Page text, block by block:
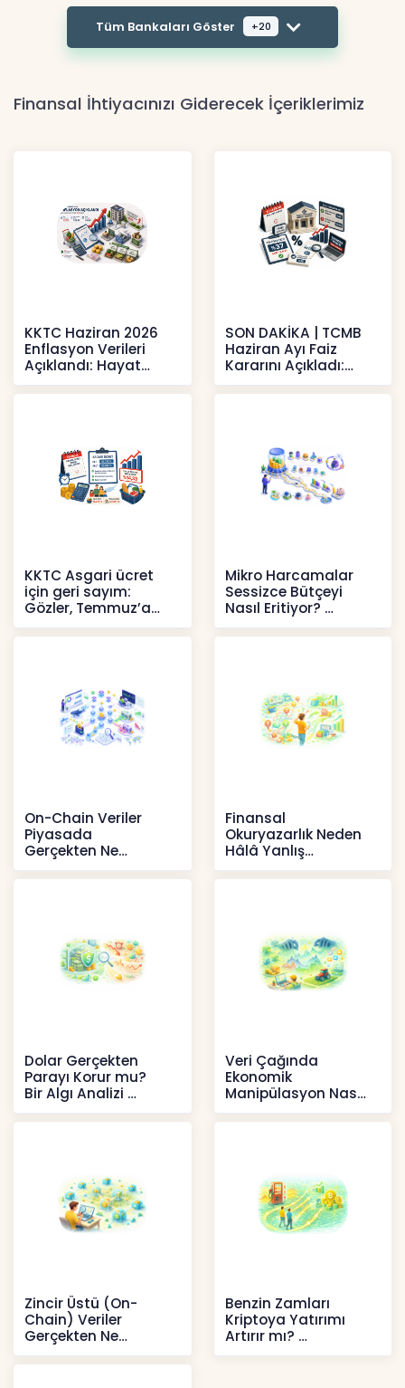
Tüm Bankaları Göster +20
Finansal İhtiyacınızı Giderecek İçeriklerimiz
KKTC Haziran 2026
Enflasyon Verileri
Açıklandı: Hayat
Pahalılığı Yükselişini
Sür
SON DAKİKA | TCMB
Haziran Ayı Faiz
Kararını Açıkladı:
Politika Faizi Yüzde
37’de
KKTC Asgari ücret
için geri sayım:
Gözler, Temmuz’a
yansıması beklenen
artışta
Mikro Harcamalar
Sessizce Bütçeyi
Nasıl Eritiyor?
İçerikler
On-Chain Veriler
Piyasada
Gerçekten Ne
Anlatır?
Kripto
Finansal
Okuryazarlık Neden
Hâlâ Yanlış
Anlaşılıyor?
İçerikler
Dolar Gerçekten
Parayı Korur mu?
Bir Algı Analizi
İçerikler
Veri Çağında
Ekonomik
Manipülasyon Nasıl
Şekil Değiştirdi?
İçerikler
Zincir Üstü (On-
Chain) Veriler
Gerçekten Ne
Anlatır?
Kripto
Benzin Zamları
Kriptoya Yatırımı
Artırır mı?
Kripto